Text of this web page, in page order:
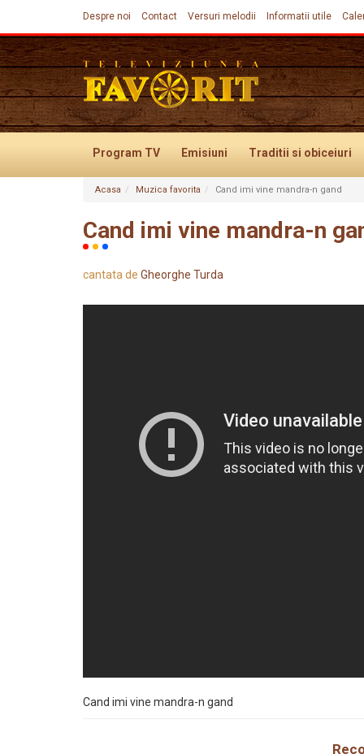
Despre noi Contact Versuri melodii Informatii utile
Program TV Emisiuni Traditii si obiceiuri
Evenimente
Acasa Muzica favorita Cand imi vine mandra-n gand
Cand imi vine mandra-n
cantata de Gheorghe Turda
Cand imi vine mandra-n gand